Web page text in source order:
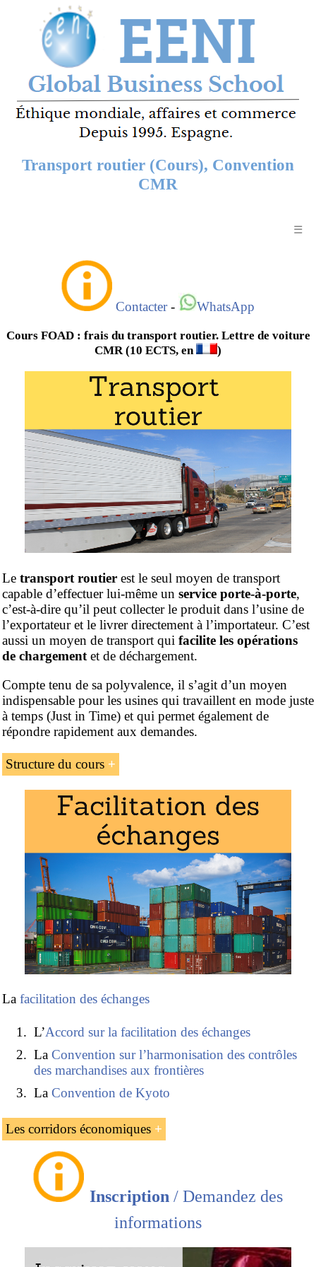
Transport routier (Cours), Convention
CMR
☰
Contacter- WhatsApp
Cours FOAD : frais du transport routier. Lettre de voiture
CMR (10 ECTS, en
)
Le transport routier est le seul moyen de transport
capable d’effectuer lui-même un service porte-à-porte,
c’est-à-dire qu’il peut collecter le produit dans l’usine de
l’exportateur et le livrer directement à l’importateur. C’est
aussi un moyen de transport qui facilite les opérations
de chargement et de déchargement.
Compte tenu de sa polyvalence, il s’agit d’un moyen
indispensable pour les usines qui travaillent en mode juste
à temps (Just in Time) et qui permet également de
répondre rapidement aux demandes.
Structure du cours
La structure du cours (programme professionnel online)
« Le transport routier international » proposé par l’EENI
Global Business School :
L’introduction au transport international routier
Les frais et l’assurance du transport routier
L’Union Transports Routiers (IRU)
LaConvention TIR. La Convention douanière
relative au transport international de marchandises
sous le couvert de carnets TIR
international de marchandises par route (CMR)
La Lettre de voiture CMR
Le Protocole additionnel à la Convention
relative au contrat de transport international
de marchandise par route (CMR),
concernant la lettre de voiture électronique
(Genève 2008)
LeCode de bonnes pratiques international sur
l’arrimage sécurisé des charges sur les véhicules
routiers
L’Acte droit transport par route (OHADA)
Le transport routier en France et dans l’Union
Le transport routier en Afrique de l’Ouest et en
La facilitation des échanges
L’Accord sur la facilitation des échanges
La Convention sur l’harmonisation des contrôles
des marchandises aux frontières
La Convention de Kyoto
Les corridors économiques
L’introduction aux
routier
Route de la soie.
Inscription / Demandez des
informations